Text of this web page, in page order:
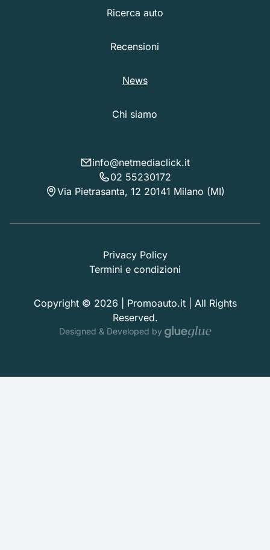
Ricerca auto
Recensioni
News
Chi siamo
info@netmediaclick.it
02 55230172
Via Pietrasanta, 12 20141 Milano (MI)
Privacy Policy
Termini e condizioni
Copyright © 2026 | Promoauto.it | All Rights
Reserved.
Designed & Developed by